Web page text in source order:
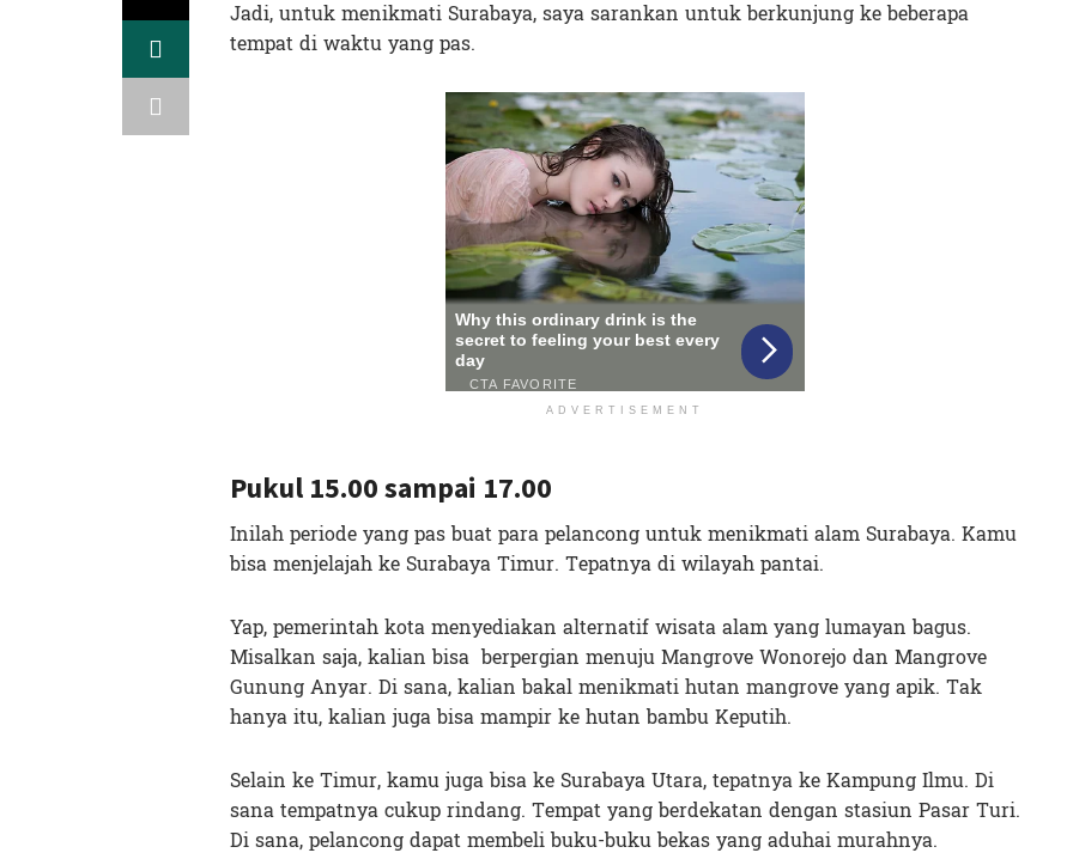
Jadi, untuk menikmati Surabaya, saya sarankan untuk berkunjung ke beberapa
tempat di waktu yang pas.
ADVERTISEMENT
Pukul 15.00 sampai 17.00
Inilah periode yang pas buat para pelancong untuk menikmati alam Surabaya. Kamu
bisa menjelajah ke Surabaya Timur. Tepatnya di wilayah pantai.
Yap, pemerintah kota menyediakan alternatif wisata alam yang lumayan bagus.
Misalkan saja, kalian bisa berpergian menuju Mangrove Wonorejo dan Mangrove
Gunung Anyar. Di sana, kalian bakal menikmati hutan mangrove yang apik. Tak
hanya itu, kalian juga bisa mampir ke hutan bambu Keputih.
Selain ke Timur, kamu juga bisa ke Surabaya Utara, tepatnya ke Kampung Ilmu. Di
sana tempatnya cukup rindang. Tempat yang berdekatan dengan stasiun Pasar Turi.
Di sana, pelancong dapat membeli buku-buku bekas yang aduhai murahnya.